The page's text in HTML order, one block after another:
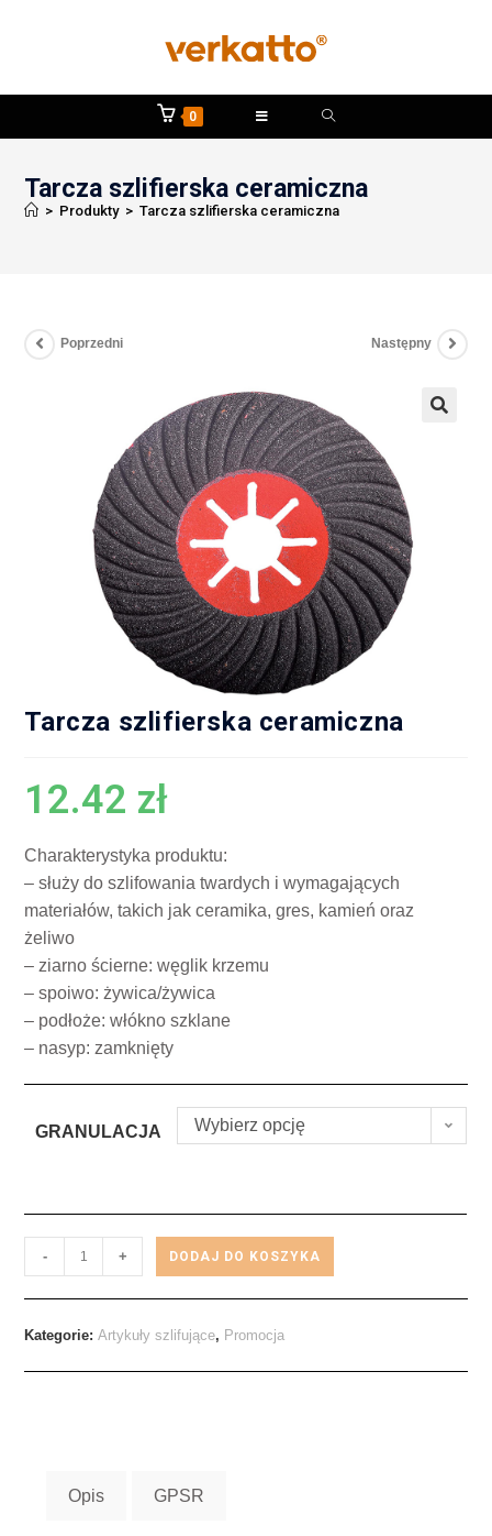
0
Tarcza szlifierska ceramiczna
> Produkty > Tarcza szlifierska ceramiczna
Poprzedni Następny
Tarcza szlifierska ceramiczna
12.42 zł
Charakterystyka produktu:
– służy do szlifowania twardych i wymagających
materiałów, takich jak ceramika, gres, kamień oraz
żeliwo
– ziarno ścierne: węglik krzemu
– spoiwo: żywica/żywica
– podłoże: włókno szklane
– nasyp: zamknięty
GRANULACJA Wybierz opcję
- + DODAJ DO KOSZYKA
Kategorie:Artykuły szlifujące, Promocja
Opis GPSR